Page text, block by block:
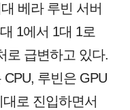
베라 루빈 서버
1에서 1대 1로
로 급변하고 있다.
루빈은 GPU
로 진입하면서